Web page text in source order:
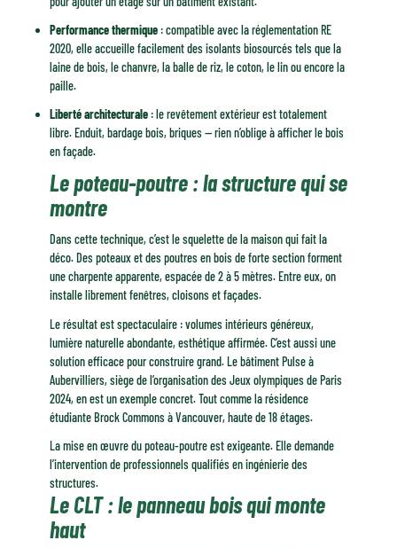
Performance thermique : compatible avec la réglementation RE
2020, elle accueille facilement des isolants biosourcés tels que la
laine de bois, le chanvre, la balle de riz, le coton, le lin ou encore la
paille.
Liberté architecturale : le revêtement extérieur est totalement
libre. Enduit, bardage bois, briques — rien n’oblige à afficher le bois
en façade.
Le poteau-poutre : la structure qui se
montre
Dans cette technique, c’est le squelette de la maison qui fait la
déco. Des poteaux et des poutres en bois de forte section forment
une charpente apparente, espacée de 2 à 5 mètres. Entre eux, on
installe librement fenêtres, cloisons et façades.
Le résultat est spectaculaire : volumes intérieurs généreux,
lumière naturelle abondante, esthétique affirmée. C’est aussi une
solution efficace pour construire grand. Le bâtiment Pulse à
Aubervilliers, siège de l’organisation des Jeux olympiques de Paris
2024, en est un exemple concret. Tout comme la résidence
étudiante Brock Commons à Vancouver, haute de 18 étages.
La mise en œuvre du poteau-poutre est exigeante. Elle demande
l’intervention de professionnels qualifiés en ingénierie des
structures.
Le CLT : le panneau bois qui monte
haut